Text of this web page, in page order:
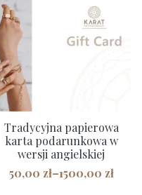
Tradycyjna papierowa
karta podarunkowa w
wersji angielskiej
50,00 zł–1500,00 zł
Zakres